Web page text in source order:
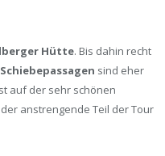
Hütte. Bis dahin recht
sind eher
auf der sehr schönen
anstrengende Teil der Tour